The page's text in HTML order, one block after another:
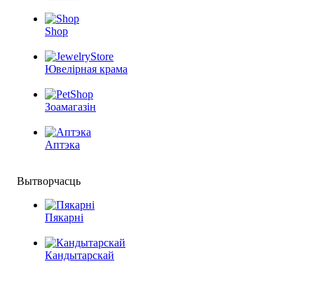
Shop
Ювелірная крама
Зоамагазін
Аптэка
Вытворчасць
Пякарні
Кандытарскай